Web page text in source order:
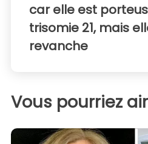
car elle est
trisomie 21, mais
revanche
Vous pourriez